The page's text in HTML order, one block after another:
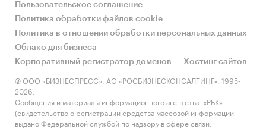
Пользовательское соглашение
Политика обработки файлов cookie
Политика в отношении обработки персональных данных
Облако для бизнеса
Корпоративный регистратор доменов
Хостинг сайтов
© ООО «БИЗНЕСПРЕСС», АО «РОСБИЗНЕСКОНСАЛТИНГ», 1995-
2026.
Сообщения и материалы информационного агентства «РБК»
(свидетельство о регистрации средства массовой информации
выдано Федеральной службой по надзору в сфере связи,